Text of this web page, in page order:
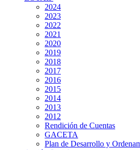
2024
2023
2022
2021
2020
2019
2018
2017
2016
2015
2014
2013
2012
Rendición de Cuentas
GACETA
Plan de Desarrollo y